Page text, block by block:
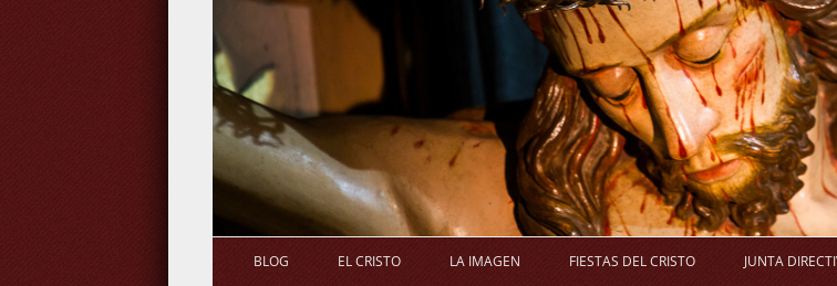
Saltar
al
contenido
BLOG EL CRISTO LA IMAGEN FIESTAS DEL CRISTO JUNTA